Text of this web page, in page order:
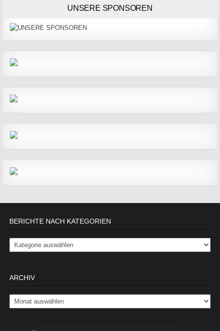
UNSERE SPONSOREN
BERICHTE NACH KATEGORIEN
Berichte nach Kategorien
ARCHIV
Archiv